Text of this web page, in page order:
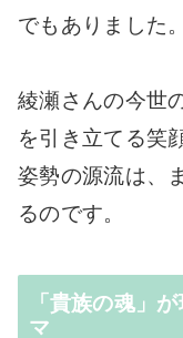
でもありました。
綾瀬さんの今世
を引き立てる笑
姿勢の源流は、
るのです。
「貴族の魂」
マ